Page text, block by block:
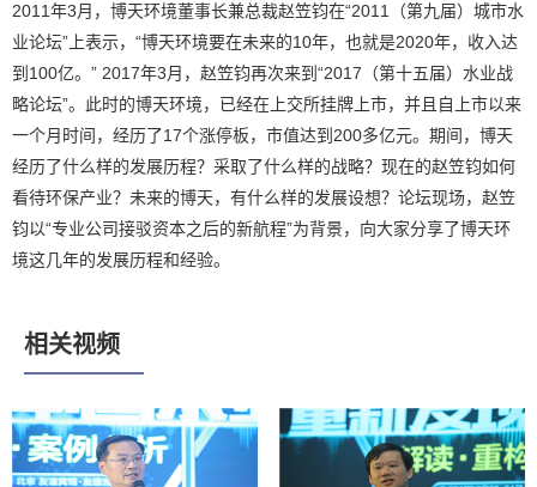
2011年3月，博天环境董事长兼总裁赵笠钧在“2011（第九届）城市水
业论坛”上表示，“博天环境要在未来的10年，也就是2020年，收入达
到100亿。” 2017年3月，赵笠钧再次来到“2017（第十五届）水业战
略论坛”。此时的博天环境，已经在上交所挂牌上市，并且自上市以来
一个月时间，经历了17个涨停板，市值达到200多亿元。期间，博天
经历了什么样的发展历程？采取了什么样的战略？现在的赵笠钧如何
看待环保产业？未来的博天，有什么样的发展设想？论坛现场，赵笠
钧以“专业公司接驳资本之后的新航程”为背景，向大家分享了博天环
境这几年的发展历程和经验。
相关视频